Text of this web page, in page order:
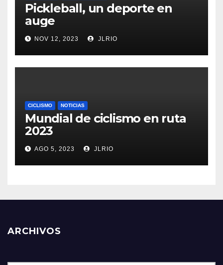
Pickleball, un deporte en
auge
NOV 12, 2023 JLRIO
CICLISMO NOTICIAS
Mundial de ciclismo en ruta
2023
AGO 5, 2023 JLRIO
ARCHIVOS